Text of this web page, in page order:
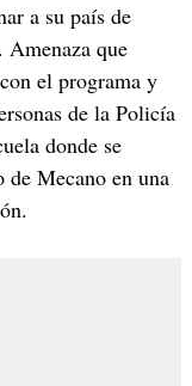
a su país de
que
el programa y
de la Policía
donde se
Mecano en una